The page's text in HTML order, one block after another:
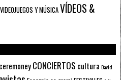
VIDEOJUEGOS Y MÚSICAVÍDEOS &
ceremoneyCONCIERTOS cultura David